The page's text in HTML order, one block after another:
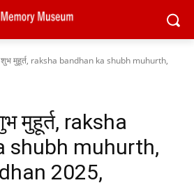
शुभ मुहूर्त, raksha bandhan ka shubh muhurth,
मुहूर्त, raksha
shubh muhurth,
2025,